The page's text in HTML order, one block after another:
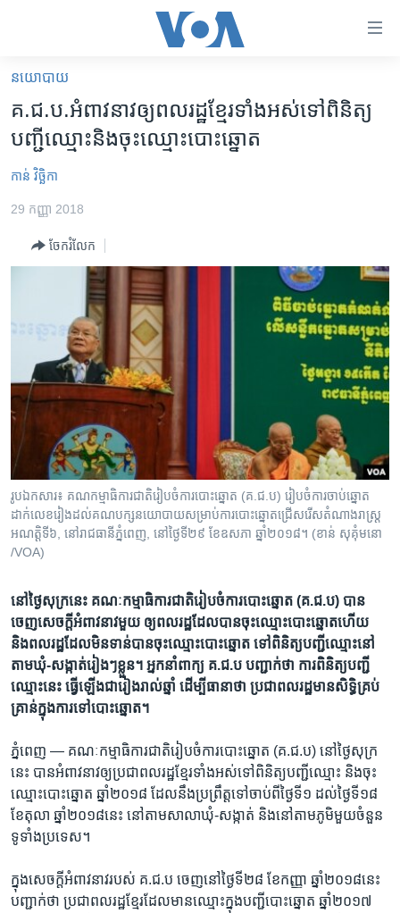
គេហទំព័រ​
ទាក់ទង
និង​
ទំព័រ​
ទំព័រ​
រចនា
សម្ព័ន្ធ​
រំលង​
និង​
ទៅ​
កាន់​
ទំព័រ​
រក
អន្តរជាតិ
ហេឡូវីអូអេ
កម្ពុជាច្នៃប្រតិដ្ឋ
ព្រឹត្តិការណ៍ព័ត៌មាន
ទូរទស្សន៍ / វីដេអូ​
វិទ្យុ / ផតខាសថ៍
កម្មវិធីទាំងអស់
Khmer English
បណ្តាញ​សង្គម
ភាសា
នយោបាយ
គ.ជ.ប.​អំពាវនាវ​ឲ្យ​ពលរដ្ឋ​ខ្មែរ​ទាំងអស់​ទៅ​ពិនិត្យ​
បញ្ជី​ឈ្មោះ​និង​ចុះឈ្មោះ​បោះឆ្នោត
កាន់ វិច្ឆិកា
29 កញ្ញា 2018
ចែករំលែក
រូបឯកសារ៖ គណកម្មាធិការជាតិ​រៀបចំ​ការបោះ​ឆ្នោត​ (គ.ជ.ប) រៀបចំ​ការចាប់ឆ្នោត​
ដាក់លេខរៀង​ដល់​គណបក្ស​នយោបាយ​សម្រាប់ការបោះ​ឆ្នោត​ជ្រើស​រើស​តំណាងរាស្ត្រ​
អណត្តិ​ទី៦, នៅរាជធានី​ភ្នំពេញ, នៅថ្ងៃទី​២៩​ ខែ​ឧសភា​ ឆ្នាំ​២០១៨។ (ខាន់ សុគុំមនោ​
/VOA)
នៅ​ថ្ងៃសុក្រ​នេះ គណៈកម្មាធិការ​ជាតិ​រៀបចំ​ការ​បោះឆ្នោត (គ.ជ.ប) បាន​
ចេញ​សេចក្តី​អំពាវ​នាវ​មួយ ឲ្យ​ពលរដ្ឋដែល​បាន​ចុះឈ្មោះ​បោះឆ្នោតហើយ
និង​ពលរដ្ឋ​ដែល​មិនទាន់​បាន​ចុះ​ឈ្មោះ​បោះឆ្នោត ​​ទៅ​ពិនិត្យ​បញ្ជី​ឈ្មោះ​នៅ​
តាម​ឃុំ-សង្កាត់​​រៀងៗខ្លួន។ អ្នកនាំពាក្យ​ គ.ជ.ប បញ្ជាក់​ថា ការពិនិត្យ​បញ្ជី​
ឈ្មោះ​នេះ ធ្វើ​ឡើង​ជារៀង​រាល់​ឆ្នាំ ដើម្បី​ធានា​ថា ប្រជាពលរដ្ឋ​មាន​សិទ្ធិ​គ្រប់
គ្រាន់​ក្នុង​ការ​ទៅ​បោះឆ្នោត។
ភ្នំពេញ — គណៈ​កម្មាធិការ​ជាតិ​រៀបចំ​ការបោះឆ្នោត (គ​.ជ.ប) នៅ​ថ្ងៃសុក្រ​
នេះ បាន​អំពាវនាវ​ឲ្យ​ប្រជា​ពលរដ្ឋ​ខ្មែរ​ទាំងអស់​ទៅ​ពិនិត្យ​បញ្ជី​ឈ្មោះ និង​ចុះ
ឈ្មោះ​បោះឆ្នោត ឆ្នាំ២០១៨ ដែល​នឹង​ប្រព្រឹត្ត​ទៅ​ចាប់ពី​ថ្ងៃទី១ ដល់​ថ្ងៃទី១៨
ខែតុលា ឆ្នាំ២០១៨​នេះ នៅ​តាម​សាលា​ឃុំ-សង្កាត់ និង​នៅ​តាម​ភូមិ​មួយ​ចំនួន
ទូទាំង​ប្រទេស។
ក្នុង​សេចក្ដី​អំពាវនាវ​របស់​ គ​.ជ.ប ចេញ​នៅ​ថ្ងៃទី​២៨ ខែ​កញ្ញា ឆ្នាំ​២០១៨​នេះ
បញ្ជាក់​ថា ប្រជាពលរដ្ឋ​ខ្មែរ​ដែល​មាន​ឈ្មោះ​ក្នុង​បញ្ជី​បោះឆ្នោត ឆ្នាំ២០១៧